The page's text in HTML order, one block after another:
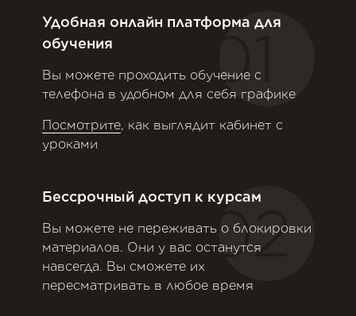
Удобная онлайн платформа для
обучения
Вы можете проходить обучение с
телефона в удобном для себя графике
Посмотрите, как выглядит кабинет с
уроками
01
Бессрочный доступ к курсам
Вы можете не переживать о блокировки
материалов. Они у вас останутся
навсегда. Вы сможете их
пересматривать в любое время
02